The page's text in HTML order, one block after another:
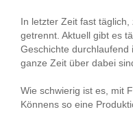
In letzter Zeit fast
getrennt. Aktuell gibt es
Geschichte durchlaufend
ganze Zeit über dabei
Wie schwierig ist es, mit
Könnens so eine